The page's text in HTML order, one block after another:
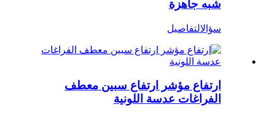
شبه جاهزة
سؤالالتفاصيل
ارتفاع مؤشر ارتفاع سبين معطف
الفراغات عدسة اللونية